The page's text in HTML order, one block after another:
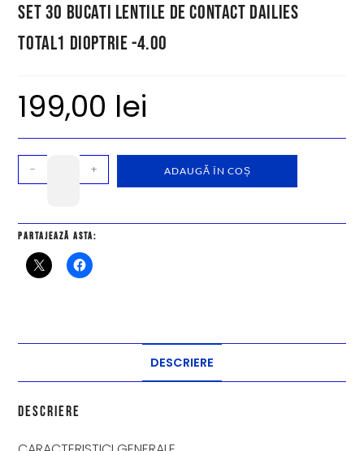
Set 30 bucati lentile de contact Dailies
Total1 dioptrie -4.00
199,00 lei
- + ADAUGĂ ÎN COȘ
Partajează asta:
DESCRIERE
Descriere